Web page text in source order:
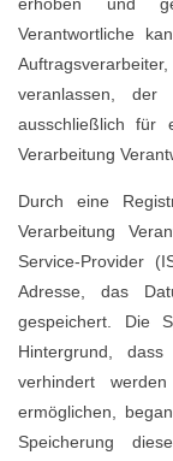
Verantwortliche
veranlassen, der
ausschließlich für
Verarbeitung
Durch eine
Verarbeitung
Service-Provider
Adresse, das
gespeichert. Die
Hintergrund,
verhindert
ermöglichen,
Speicherung